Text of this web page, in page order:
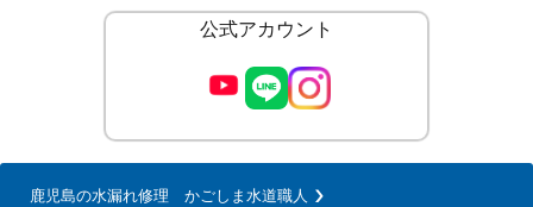
公式アカウント
鹿児島の水漏れ修理 かごしま水道職人